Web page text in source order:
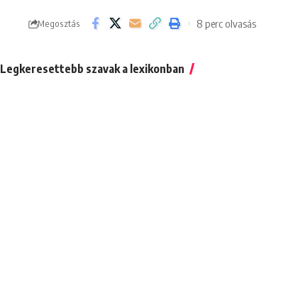
Megosztás 8 perc olvasás
Legkeresettebb szavak a lexikonban